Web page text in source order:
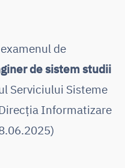
de
de sistem studii
Serviciului Sisteme
Informatizare